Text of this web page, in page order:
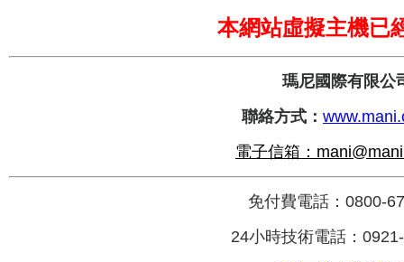
本網站虛擬主機已
瑪尼國際有限公
聯絡方式：
電子信箱：
免付費電話：0800-
24小時技術電話：